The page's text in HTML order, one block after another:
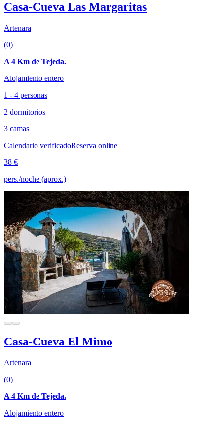
Casa-Cueva Las Margaritas
Artenara
(0)
A 4 Km de Tejeda.
Alojamiento entero
1 - 4 personas
2 dormitorios
3 camas
Calendario verificadoReserva online
38 €
pers./noche (aprox.)
Casa-Cueva El Mimo
Artenara
(0)
A 4 Km de Tejeda.
Alojamiento entero